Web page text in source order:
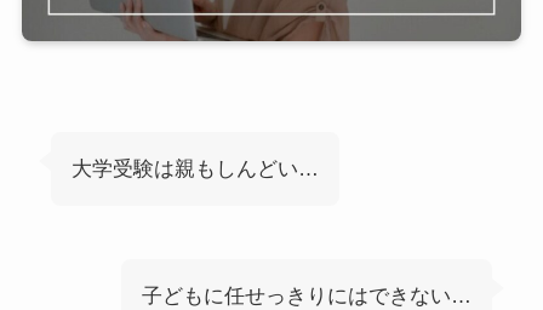
大学受験は親もしんどい…
子どもに任せっきりにはできない…